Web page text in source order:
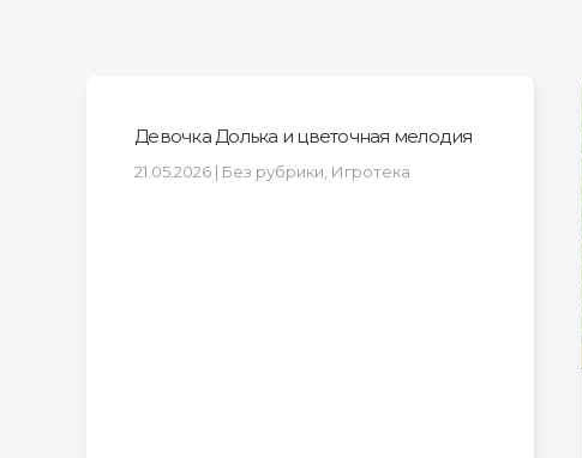
Девочка Долька и цветочная мелодия
21.05.2026 | Без рубрики, Игротека